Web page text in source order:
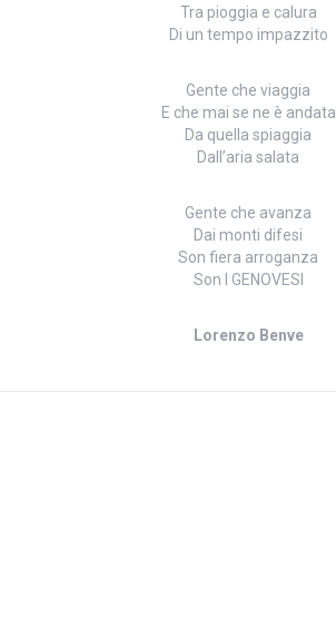
Tra pioggia e calura
Di un tempo impazzito
Gente che viaggia
E che mai se ne è andata
Da quella spiaggia
Dall’aria salata
Gente che avanza
Dai monti difesi
Son fiera arroganza
Son I GENOVESI
Lorenzo Benve